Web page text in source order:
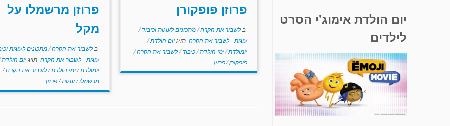
יום הולדת אימוג'י הסרט
לילדים
פרוזן פופקורן
בלשבור את הקרח/מתכונים לעוגות וכיבוד/
עוגות - לשבור את הקרח תויגיום הולדת/
יומולדת/ימי הולדת/כיבוד/לשבור את הקרח/
פופקורן/פרוזן
פרוזן מרשמלו על
מקל
בלשבור את הקרח/מתכונים לעוגות
עוגות - לשבור את הקרח תויגיום הולדת
יומולדת/ימי הולדת/לשבור את הקרח/
מרשמלו/עוגות/פרוזן